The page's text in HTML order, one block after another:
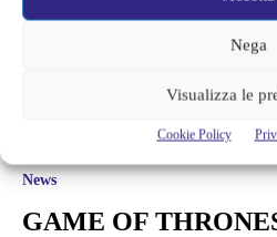
Nega
Visualizza le
Cookie Policy
News
GAME OF